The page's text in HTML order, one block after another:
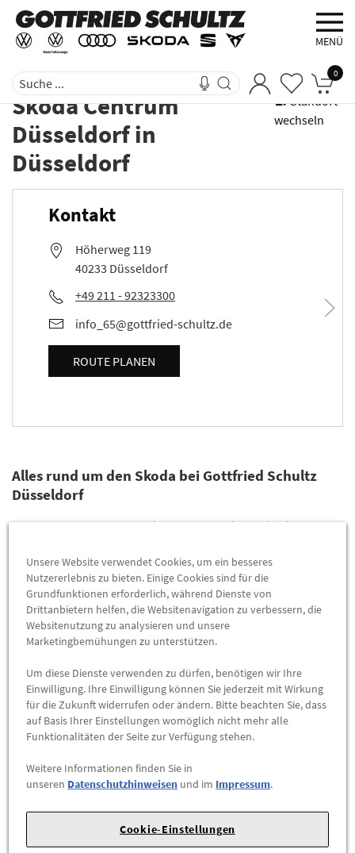
MENÜ
0
Skoda Centrum
Düsseldorfin
Düsseldorf
Standort
wechseln
Kontakt
Höherweg 119
40233 Düsseldorf
+49 211 - 92323300
info_65@gottfried-schultz.de
ROUTE PLANEN
Alles rund um den Skoda bei Gottfried Schultz
Düsseldorf
Das Skoda-Zentrum Gottfried Schultz befindet sich im
Ansprechpartner für alles, was mit Skoda Autos in Düsseldorf
zu tun hat. Auf der Suche nach einem Neuwagen oder einem
Gebrauchtwagen? Ob Sie Hilfe bei der Wartung oder bei
Reparaturen benötigen, wir stehen Ihnen jederzeit mit
unserem Fachwissen zur Seite. Sprechen Sie mit einem
für Sie findet. Unser Team aus erfahrenen Mechanikern sorgt
dafür, dass Ihr Auto im Handumdrehen wieder einwandfrei
läuft. Wenn Sie also ein Problem mit Ihrem Skoda haben,
zögern Sie nicht, uns anzurufen! Wir helfen Ihnen gerne
Skoda-Service zu Ihrer Zufriedenheit
Wenn Sie auf der Suche nach einem neuen Auto sind, sollten
Sie vielleicht die deutsche Marke Skoda in Betracht ziehen.
Unsere Website verwendet Cookies, um ein besseres
Nutzererlebnis zu bieten. Einige Cookies sind für die
Grundfunktionen erforderlich, während Dienste von
Drittanbietern helfen, die Websitenavigation zu verbessern, die
Websitenutzung zu analysieren und unsere
Marketingbemühungen zu unterstützen.
Um diese Dienste verwenden zu dürfen, benötigen wir Ihre
Einwilligung. Ihre Einwilligung können Sie jederzeit mit Wirkung
für die Zukunft widerrufen oder ändern. Bitte beachten Sie, dass
auf Basis Ihrer Einstellungen womöglich nicht mehr alle
Funktionalitäten der Seite zur Verfügung stehen.
Weitere Informationen finden Sie in
unseren Datenschutzhinweisen und im Impressum.
Cookie-Einstellungen